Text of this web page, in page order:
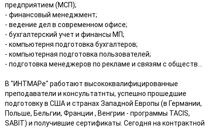
предприятием (МСП);
- финансовый менеджмент;
- ведение дел в современном офисе;
- бухгалтерский учет и финансы МП;
- компьютерня подготовка бухгалтеров;
- компьютерная подготовка пользователей;
- подготовка менеджеров по рекламе и связям с обществ...
В "ИНТМАРе" работают высококвалифицированные
преподаватели и консультатнты, успешно прошедшие
подготовку в США и странах Западной Европы (в Германии,
Польше, Бельгии, Франции , Венгрии - программы TACIS,
SABIT) и получившие сертификаты. Сегодня на контрактной